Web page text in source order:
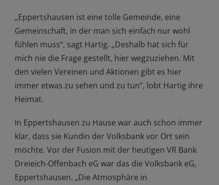
„Eppertshausen ist eine tolle Gemeinde, eine
Gemeinschaft, in der man sich einfach nur wohl
fühlen muss“, sagt Hartig. „Deshalb hat sich für
mich nie die Frage gestellt, hier wegzuziehen. Mit
den vielen Vereinen und Aktionen gibt es hier
immer etwas zu sehen und zu tun“, lobt Hartig ihre
Heimat.
In Eppertshausen zu Hause war auch schon immer
klar, dass sie Kundin der Volksbank vor Ort sein
möchte. Vor der Fusion mit der heutigen VR Bank
Dreieich-Offenbach eG war das die Volksbank eG,
Eppertshausen. „Die Atmosphäre in